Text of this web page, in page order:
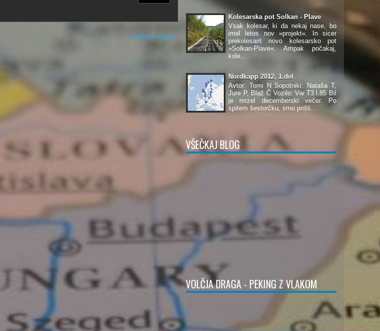
Starejše objave
Kolesarska pot Solkan - Plave
Vsak kolesar, ki da nekaj nase, bo
imel letos nov »projekt«. In sicer
prekolesarit novo kolesarsko pot
»Solkan-Plave«. Ampak počakaj,
kole...
Nordkapp 2012, 1.del
Avtor: Tomi N Sopotniki: Nataša T,
Jure P, Blaž Č Vozilo: Vw T3 l.85 Bil
je mrzel decemberski večer. Po
spitem šestorčku, smo prišli...
VŠEČKAJ BLOG
VOLČJA DRAGA - PEKING Z VLAKOM